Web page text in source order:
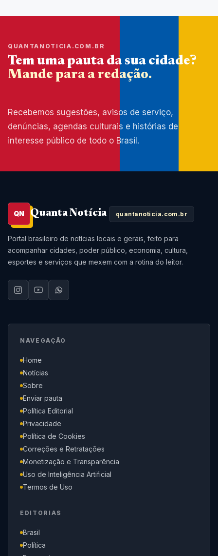
QUANTANOTICIA.COM.BR
Tem uma pauta da sua cidade?
Mande para a redação.
Recebemos sugestões, avisos de serviço,
denúncias, agendas culturais e histórias de
interesse público de todo o Brasil.
QN Quanta Notícia quantanoticia.com.br
Portal brasileiro de notícias locais e gerais, feito para
acompanhar cidades, poder público, economia, cultura,
esportes e serviços que mexem com a rotina do leitor.
NAVEGAÇÃO
Home
Notícias
Sobre
Enviar pauta
Política Editorial
Privacidade
Política de Cookies
Correções e Retratações
Monetização e Transparência
Uso de Inteligência Artificial
Termos de Uso
EDITORIAS
Brasil
Política